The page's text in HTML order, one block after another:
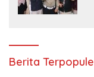
Berita